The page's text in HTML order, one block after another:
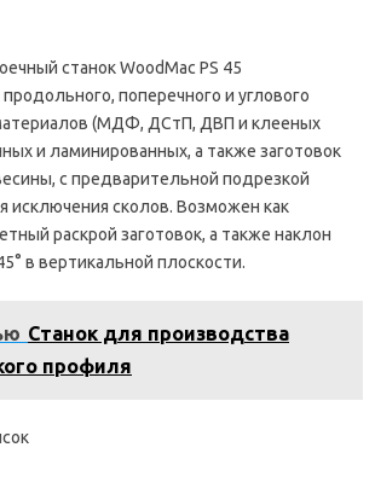
станок WoodMac PS 45
поперечного и углового
(МДФ, ДСтП, ДВП и клееных
и ламинированных, а также заготовок
с предварительной подрезкой
исключения сколов. Возможен как
раскрой заготовок, а также наклон
в вертикальной плоскости.
Станок для производства
профиля